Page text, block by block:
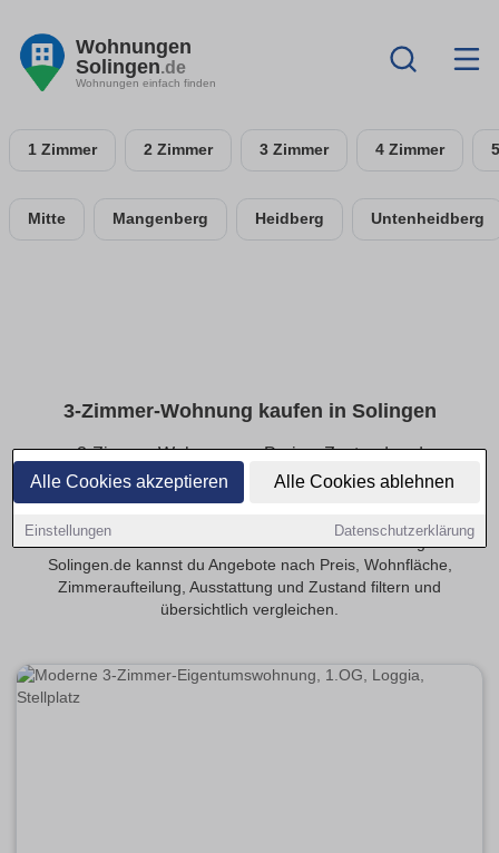
Alle Cookies akzeptieren Alle Cookies ablehnen
Einstellungen Datenschutzerklärung
Wohnungen
Solingen.de
Wohnungen einfach finden
1 Zimmer 2 Zimmer 3 Zimmer 4 Zimmer
Mitte Mangenberg Heidberg Untenheidberg
3-Zimmer-Wohnung kaufen in Solingen
3-Zimmer-Wohnungen: Preise, Zustand und
Grundrisse im Überblick
beliebte Größe für Paare und Familien. Auf Wohnungen-
Solingen.de kannst du Angebote nach Preis, Wohnfläche,
Zimmeraufteilung, Ausstattung und Zustand filtern und
übersichtlich vergleichen.